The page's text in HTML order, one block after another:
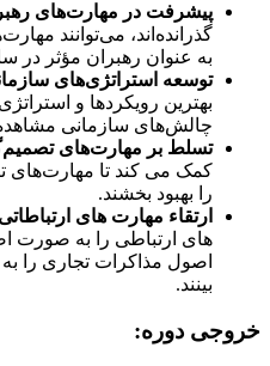
پیشرفت در مهارت‌های
گذرانده‌اند، می‌توانند
به عنوان رهبران مؤثر در
توسعه استراتژی‌های
بهترین رویکردها و
چالش‌های سازمانی مشاهده
تسلط بر مهارت‌های
کمک می کند تا مهارت‌های
را بهبود بخشند.
ارتقاء مهارت های
های ارتباطی را به صورت
اصول مذاکرات تجاری را
بینند.
خروجی دوره: